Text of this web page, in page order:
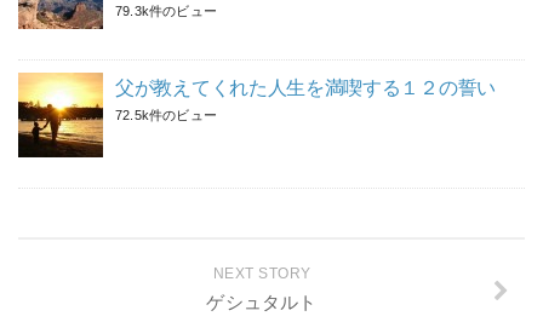
79.3k件のビュー
父が教えてくれた人生を満喫する１２の誓い
72.5k件のビュー
NEXT STORY
ゲシュタルト